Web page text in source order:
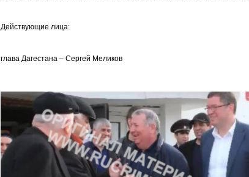
Действующие лица:
глава Дагестана – Сергей Меликов